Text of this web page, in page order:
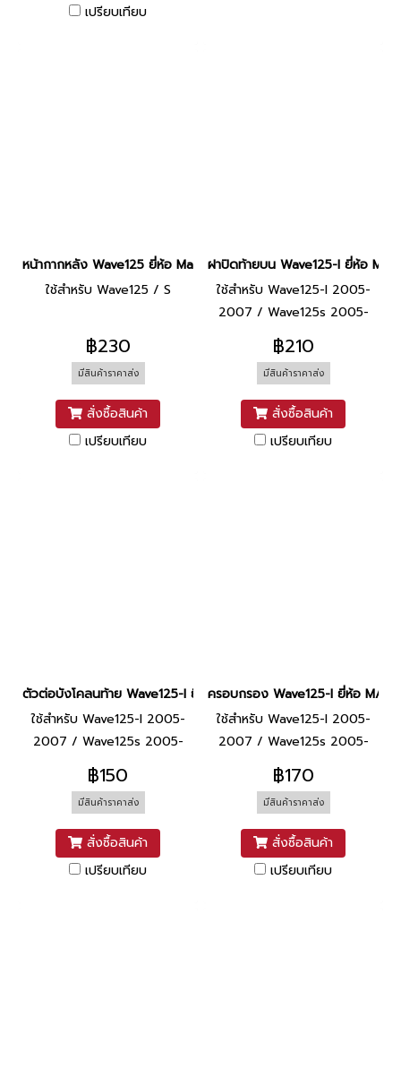
เปรียบเทียบ
หน้ากากหลัง Wave125 ยี่ห้อ Manoo [PB327 ดำเมท]
ใช้สำหรับ Wave125 / S
฿230
มีสินค้าราคาส่ง
สั่งซื้อสินค้า
เปรียบเทียบ
ฝาปิดท้ายบน Wave125-I ยี่ห้อ
ใช้สำหรับ Wave125-I 2005-
2007 / Wave125s 2005-
2007
฿210
มีสินค้าราคาส่ง
สั่งซื้อสินค้า
เปรียบเทียบ
ตัวต่อบังโคลนท้าย Wave125-I ยี่ห้อ MANOO [ดำด้าน]
ใช้สำหรับ Wave125-I 2005-
2007 / Wave125s 2005-
2007
฿150
มีสินค้าราคาส่ง
สั่งซื้อสินค้า
เปรียบเทียบ
ครอบกรอง Wave125-I ยี่ห้อ
ใช้สำหรับ Wave125-I 2005-
2007 / Wave125s 2005-
2007
฿170
มีสินค้าราคาส่ง
สั่งซื้อสินค้า
เปรียบเทียบ